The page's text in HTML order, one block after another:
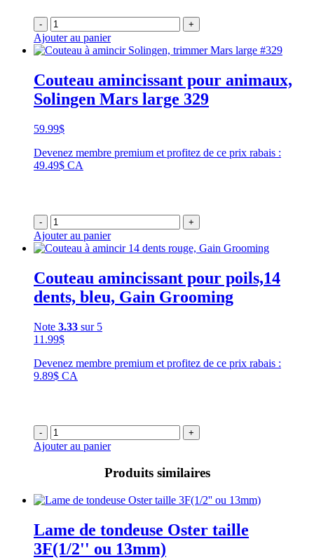
- +
Ajouter au panier
Couteau amincissant pour animaux,
Solingen Mars large 329
59.99$
Devenez membre premium et profitez de ce prix rabais :
49.49$ CA
- +
Ajouter au panier
Couteau amincissant pour poils,14
dents, bleu, Gain Grooming
Note 3.33 sur 5
11.99$
Devenez membre premium et profitez de ce prix rabais :
9.89$ CA
- +
Ajouter au panier
Produits similaires
Lame de tondeuse Oster taille
3F(1/2'' ou 13mm)